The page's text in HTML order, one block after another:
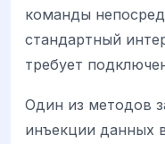
команды
стандартный
требует
Один из методов
инъекции данных